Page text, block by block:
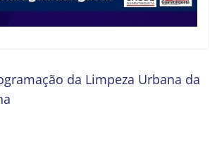
da Limpeza Urbana da